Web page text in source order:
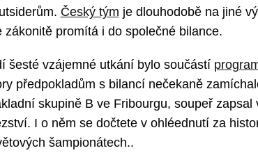
Český tým je dlouhodobě na jiné
zákonitě promítá i do společné bilance.
šesté vzájemné utkání bylo součástí
předpokladům s bilancí nečekaně
skupině B ve Fribourgu, soupeř zapsal
I o něm se dočtete v ohléednutí za
šampionátech..